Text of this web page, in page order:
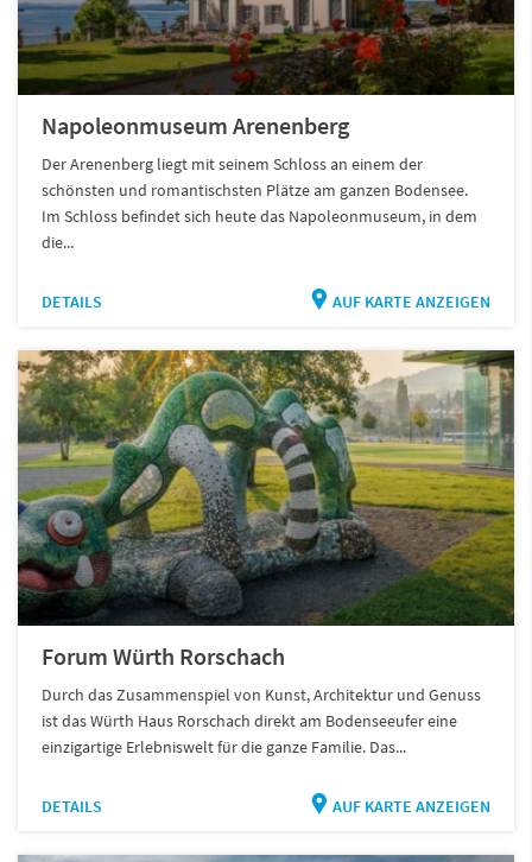
Napoleonmuseum Arenenberg
Der Arenenberg liegt mit seinem Schloss an einem der
schönsten und romantischsten Plätze am ganzen Bodensee.
Im Schloss befindet sich heute das Napoleonmuseum, in dem
die...
DETAILS AUF KARTE ANZEIGEN
Forum Würth Rorschach
Durch das Zusammenspiel von Kunst, Architektur und Genuss
ist das Würth Haus Rorschach direkt am Bodenseeufer eine
einzigartige Erlebniswelt für die ganze Familie. Das...
DETAILS AUF KARTE ANZEIGEN